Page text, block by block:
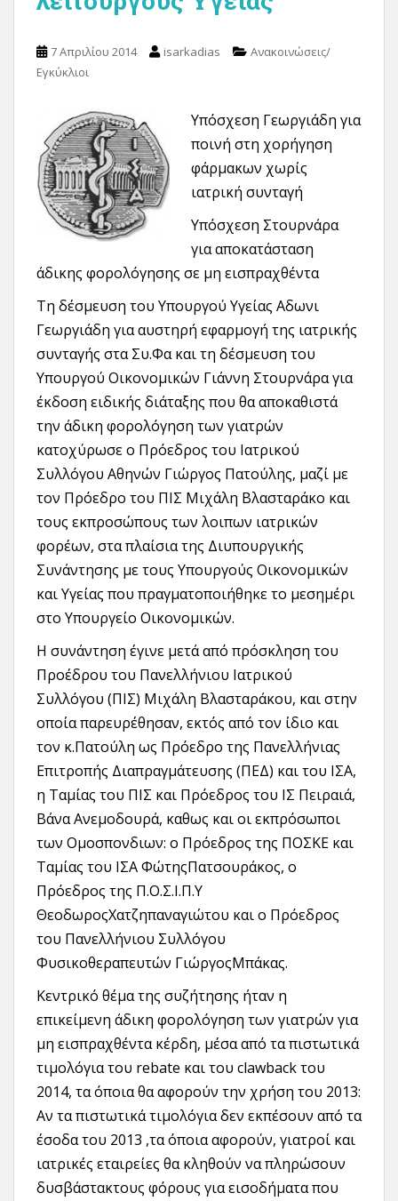
7 Απριλίου 2014 isarkadias
Ανακοινώσεις/
Εγκύκλιοι
Υπόσχεση Γεωργιάδη για
ποινή στη χορήγηση
φάρμακων χωρίς
ιατρική συνταγή
Υπόσχεση Στουρνάρα
για αποκατάσταση
άδικης φορολόγησης σε μη εισπραχθέντα
Τη δέσμευση του Υπουργού Υγείας Αδωνι
Γεωργιάδη για αυστηρή εφαρμογή της ιατρικής
συνταγής στα Συ.Φα και τη δέσμευση του
Υπουργού Οικονομικών Γιάννη Στουρνάρα για
έκδοση ειδικής διάταξης που θα αποκαθιστά
την άδικη φορολόγηση των γιατρών
κατοχύρωσε ο Πρόεδρος του Ιατρικού
Συλλόγου Αθηνών Γιώργος Πατούλης, μαζί με
τον Πρόεδρο του ΠΙΣ Μιχάλη Βλασταράκο και
τους εκπροσώπους των λοιπων ιατρικών
φορέων, στα πλαίσια της Διυπουργικής
Συνάντησης με τους Υπουργούς Οικονομικών
και Υγείας που πραγματοποιήθηκε το μεσημέρι
στο Υπουργείο Οικονομικών.
Η συνάντηση έγινε μετά από πρόσκληση του
Προέδρου του Πανελλήνιου Ιατρικού
Συλλόγου (ΠΙΣ) Μιχάλη Βλασταράκου, και στην
οποία παρευρέθησαν, εκτός από τον ίδιο και
τον κ.Πατούλη ως Πρόεδρο της Πανελλήνιας
Επιτροπής Διαπραγμάτευσης (ΠΕΔ) και του ΙΣΑ,
η Ταμίας του ΠΙΣ και Πρόεδρος του ΙΣ Πειραιά,
Βάνα Ανεμοδουρά, καθως και οι εκπρόσωποι
των Ομοσπονδιων: ο Πρόεδρος της ΠΟΣΚΕ και
Ταμίας του ΙΣΑ ΦώτηςΠατσουράκος, ο
Πρόεδρος της Π.Ο.Σ.Ι.Π.Υ
ΘεοδωροςΧατζηπαναγιώτου και ο Πρόεδρος
του Πανελλήνιου Συλλόγου
Φυσικοθεραπευτών ΓιώργοςΜπάκας.
Κεντρικό θέμα της συζήτησης ήταν η
επικείμενη άδικη φορολόγηση των γιατρών για
μη εισπραχθέντα κέρδη, μέσα από τα πιστωτικά
τιμολόγια του rebate και του clawback του
2014, τα όποια θα αφορούν την χρήση του 2013:
Αν τα πιστωτικά τιμολόγια δεν εκπέσουν από τα
έσοδα του 2013 ,τα όποια αφορούν, γιατροί και
ιατρικές εταιρείες θα κληθούν να πληρώσουν
δυσβάστακτους φόρους για εισοδήματα που